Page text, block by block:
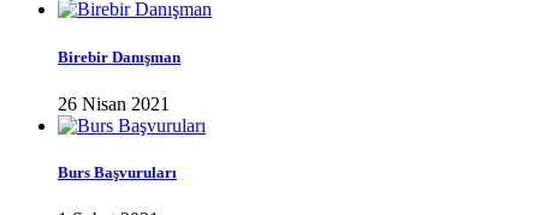
Birebir Danışman
26 Nisan 2021
Burs Başvuruları